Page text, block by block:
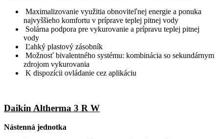
Maximalizovanie využitia obnoviteľnej energie a ponuka
najvyššieho komfortu v príprave teplej pitnej vody
Solárna podpora pre vykurovanie a prípravu teplej pitnej
vody
Ľahký plastový zásobník
Možnosť bivalentného systému: kombinácia so sekundárnym
zdrojom vykurovania
K dispozícii ovládanie cez aplikáciu
Daikin Altherma 3 R W
Nástenná jednotka